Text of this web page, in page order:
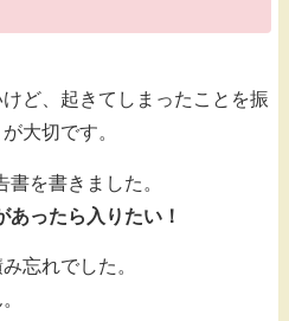
ど、起きてしまったことを振
大切です。
を書きました。
ったら入りたい！
忘れでした。